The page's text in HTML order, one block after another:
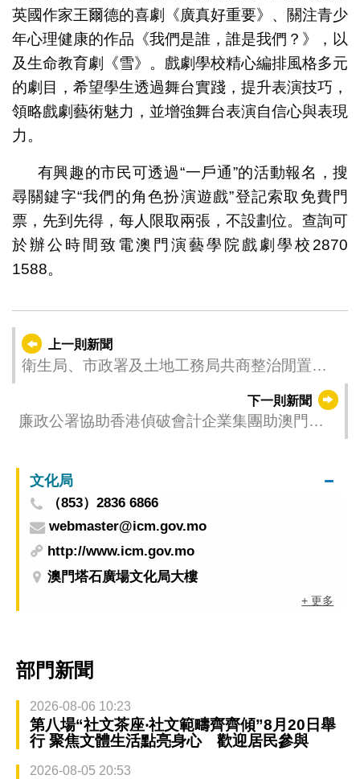
英國作家王爾德的喜劇《廣真好重要》、關注青少
年心理健康的作品《我們是誰，誰是我們？》，以
及生命教育劇《雪》。戲劇學校精心編排風格多元
的劇目，希望學生透過舞台實踐，提升表演技巧，
領略戲劇藝術魅力，並增強舞台表演自信心與表現
力。
有興趣的市民可透過“一戶通”的活動報名，搜
尋關鍵字“我們的角色扮演遊戲”登記索取免費門
票，先到先得，每人限取兩張，不設劃位。查詢可
於辦公時間致電澳門演藝學院戲劇學校2870
1588。
上一則新聞
衛生局、市政署及土地工務局共商整治閒置土
下一則新聞
廉政公署協助香港偵破會計企業集團助澳門建
文化局
（853）2836 6866
webmaster@icm.gov.mo
http://www.icm.gov.mo
澳門塔石廣場文化局大樓
+ 更多
部門新聞
2026-08-06 10:23
第八場“社文茶座‧社文範疇齊齊傾”8月20日舉
行 聚焦文體生活點亮身心 歡迎居民參與
2026-08-05 20:53